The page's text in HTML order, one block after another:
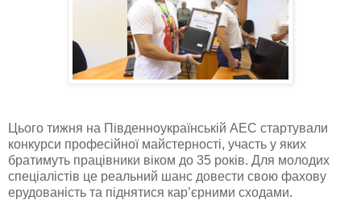
Цього тижня на Південноукраїнській АЕС стартували
конкурси професійної майстерності, участь у яких
братимуть працівники віком до 35 років. Для молодих
спеціалістів це реальний шанс довести свою фахову
ерудованість та піднятися кар’єрними сходами.